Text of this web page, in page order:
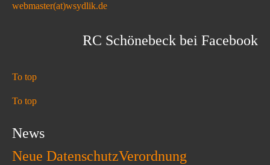
webmaster(at)wsydlik.de
RC Schönebeck bei Facebook
To top
To top
News
Neue DatenschutzVerordnung